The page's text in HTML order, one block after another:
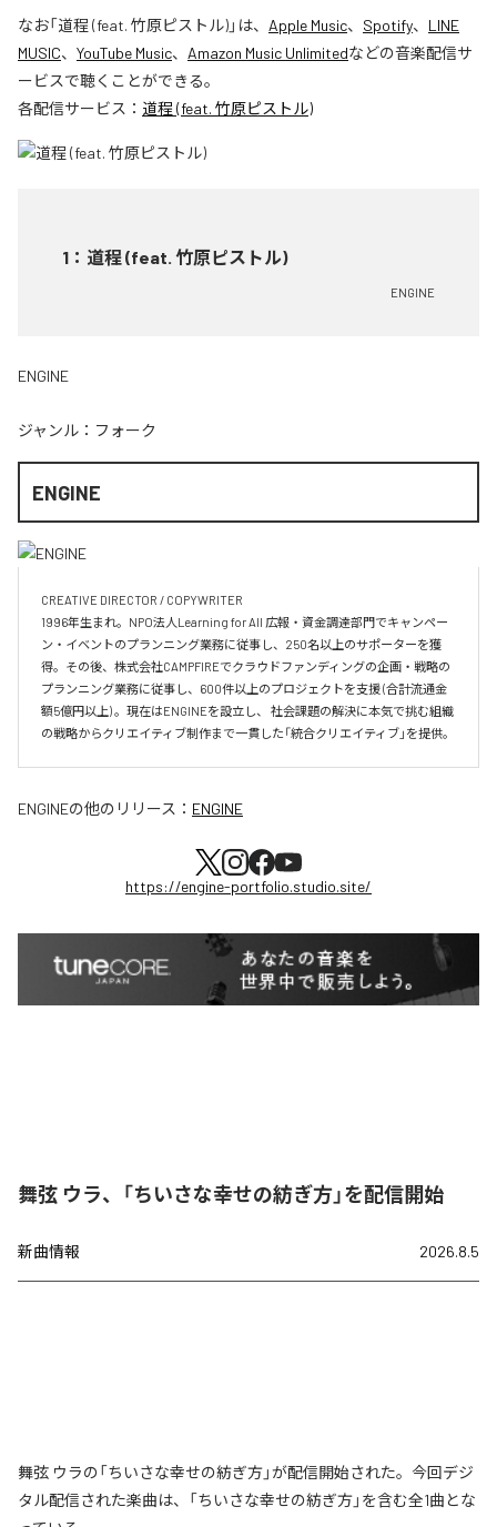
なお「道程 (feat. 竹原ピストル)」は、 Apple Music、 Spotify、 LINE
MUSIC、 YouTube Music、 Amazon Music Unlimitedなどの音楽配信サ
ービスで聴くことができる。
各配信サービス： 道程 (feat. 竹原ピストル)
1 ： 道程 (feat. 竹原ピストル)
ENGINE
ENGINE
ジャンル： フォーク
ENGINE
CREATIVE DIRECTOR / COPYWRITER
1996年生まれ。NPO法人Learning for All 広報・資金調達部門でキャンペー
ン・イベントのプランニング業務に従事し、250名以上のサポーターを獲
得。その後、株式会社CAMPFIREでクラウドファンディングの企画・戦略の
プランニング業務に従事し、600件以上のプロジェクトを支援 (合計流通金
額5億円以上) 。現在はENGINEを設立し、 社会課題の解決に本気で挑む組織
の戦略からクリエイティブ制作まで一貫した「統合クリエイティブ」を提供。
ENGINEの他のリリース： ENGINE
https://engine-portfolio.studio.site/
舞弦 ウラ、「ちいさな幸せの紡ぎ方」を配信開始
新曲情報 2026.8.5
舞弦 ウラの「ちいさな幸せの紡ぎ方」が配信開始された。今回デジ
タル配信された楽曲は、「ちいさな幸せの紡ぎ方」を含む全1曲とな